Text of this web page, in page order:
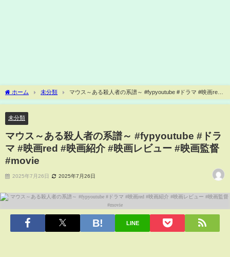
ホーム 未分類
マウス～ある殺人者の系譜～ #fypyoutube #ドラマ #映画red
#映画紹介 #映画レビュー #映画監督 #movie
未分類
マウス～ある殺人者の系譜～ #fypyoutube #ドラ
マ #映画red #映画紹介 #映画レビュー #映画監督
#movie
2025年7月26日 2025年7月26日
LINE